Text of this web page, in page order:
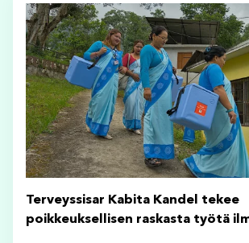
Terveyssisar Kabita Kandel tekee
poikkeuksellisen raskasta työtä